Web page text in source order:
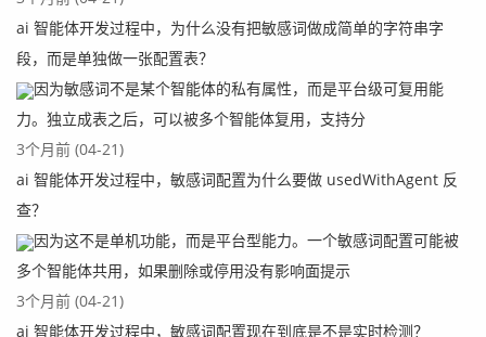
ai 智能体开发过程中，为什么没有把敏感词做成简单的字符串字
段，而是单独做一张配置表？
因为敏感词不是某个智能体的私有属性，而是平台级可复用能
力。独立成表之后，可以被多个智能体复用，支持分
3个月前 (04-21)
ai 智能体开发过程中，敏感词配置为什么要做 usedWithAgent 反
查？
因为这不是单机功能，而是平台型能力。一个敏感词配置可能被
多个智能体共用，如果删除或停用没有影响面提示
3个月前 (04-21)
ai 智能体开发过程中，敏感词配置现在到底是不是实时检测？